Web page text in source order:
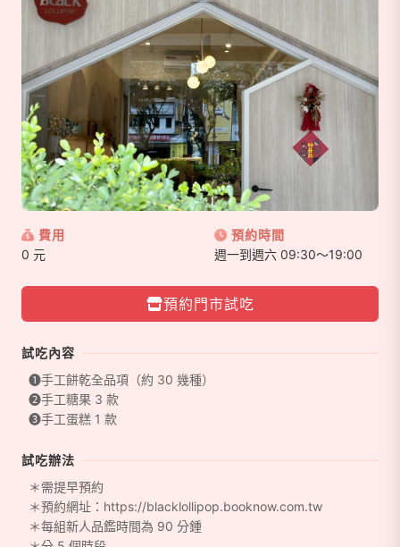
費用
0 元
預約時間
週一到週六 09:30～19:00
預約門市試吃
試吃內容
❶手工餅乾全品項（約 30 幾種）
❷手工糖果 3 款
❸手工蛋糕 1 款
試吃辦法
＊需提早預約
＊預約網址：https://blacklollipop.booknow.com.tw
＊每組新人品鑑時間為 90 分鍾